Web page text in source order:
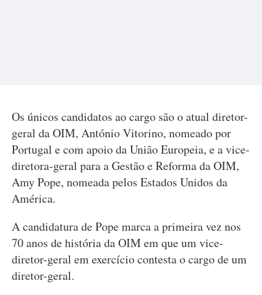
Os únicos candidatos ao cargo são o atual diretor-
geral da OIM, António Vitorino, nomeado por
Portugal e com apoio da União Europeia, e a vice-
diretora-geral para a Gestão e Reforma da OIM,
Amy Pope, nomeada pelos Estados Unidos da
América.
A candidatura de Pope marca a primeira vez nos
70 anos de história da OIM em que um vice-
diretor-geral em exercício contesta o cargo de um
diretor-geral.